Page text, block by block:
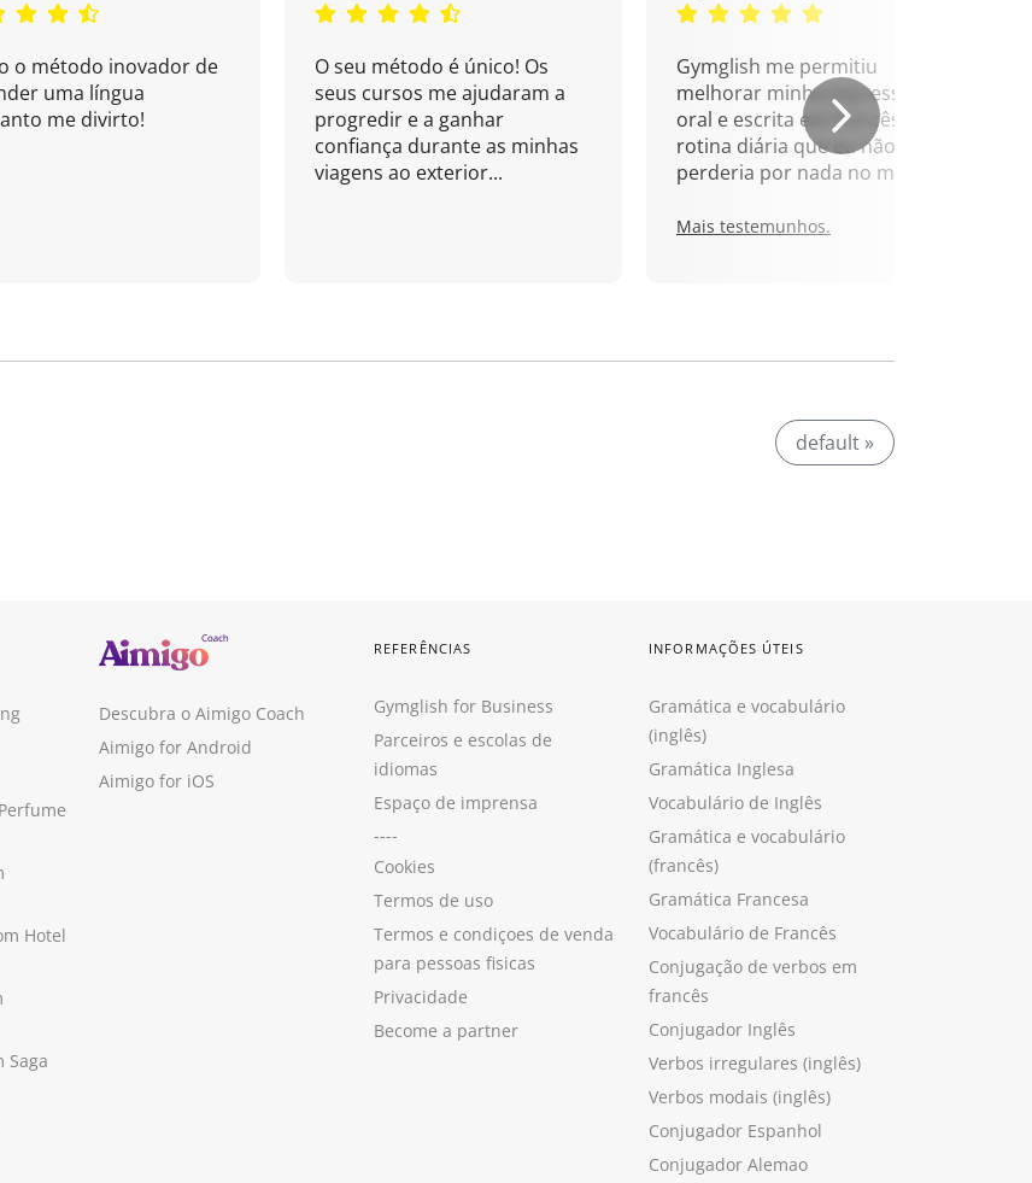
o método inovador de
uma língua
me divirto!
O seu método é único! Os
seus cursos me ajudaram a
progredir e a ganhar
confiança durante as minhas
viagens ao exterior...
Gymglish me permitiu
melhorar minha expressão
oral e escrita em francês. Uma
rotina diária que eu não
perderia por nada no mundo!
Mais testemunhos.
default »
Hotel
Saga
Descubra o Aimigo Coach
Aimigo for Android
Aimigo for iOS
REFERÊNCIAS
Gymglish for Business
Parceiros e escolas de
idiomas
Espaço de imprensa
----
Cookies
Termos de uso
Termos e condiçoes de venda
para pessoas fisicas
Privacidade
Become a partner
INFORMAÇÕES ÚTEIS
Gramática e vocabulário
(inglês)
Gramática Inglesa
Vocabulário de Inglês
Gramática e vocabulário
(francês)
Gramática Francesa
Vocabulário de Francês
Conjugação de verbos em
francês
Conjugador Inglês
Verbos irregulares (inglês)
Verbos modais (inglês)
Conjugador Espanhol
Conjugador Alemao